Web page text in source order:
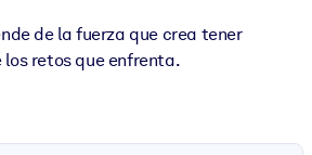
de la fuerza que crea tener
los retos que enfrenta.